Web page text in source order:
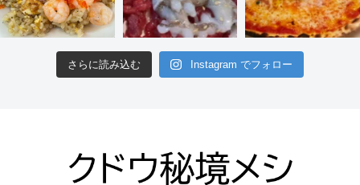
さらに読み込む Instagram でフォロー